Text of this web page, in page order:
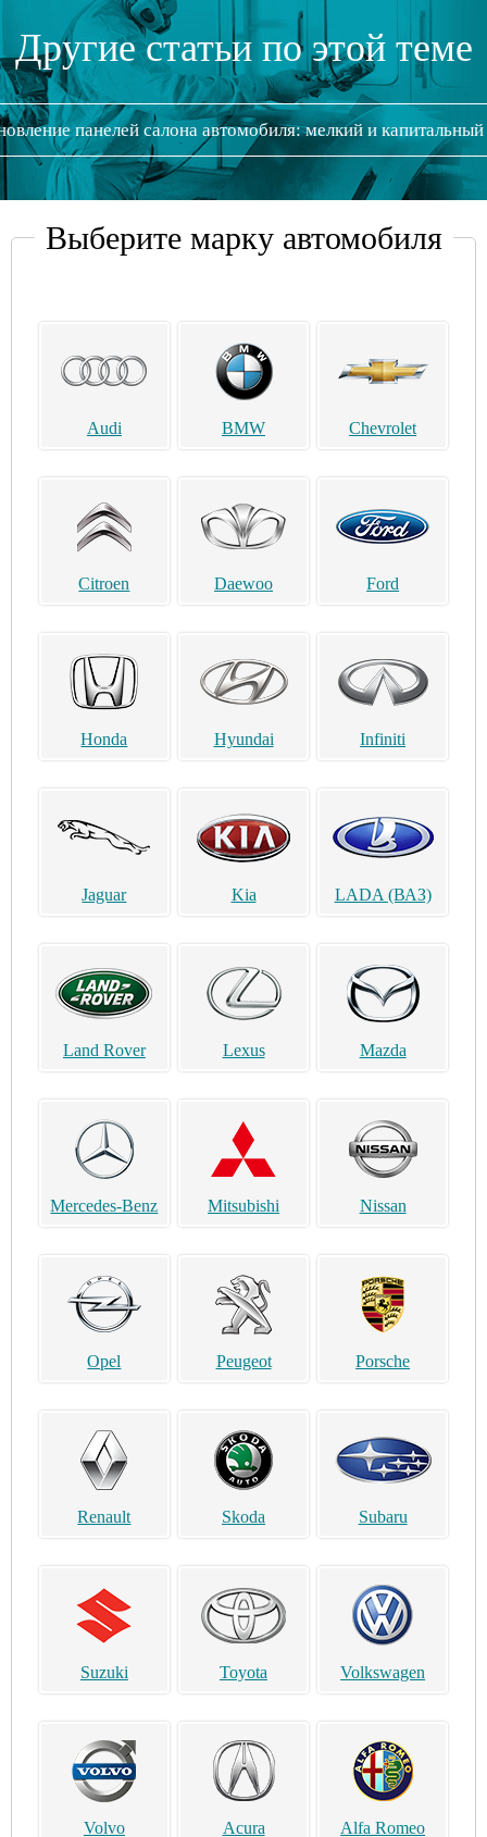
Другие статьи по этой теме
панелей салона автомобиля: мелкий и
Выберите марку автомобиля
Audi BMW Chevrolet
Citroen Daewoo Ford
Honda Hyundai Infiniti
Jaguar Kia LADA (ВАЗ)
Land Rover Lexus Mazda
Mercedes-Benz Mitsubishi Nissan
Opel Peugeot Porsche
Renault Skoda Subaru
Suzuki Toyota Volkswagen
Volvo Acura Alfa Romeo